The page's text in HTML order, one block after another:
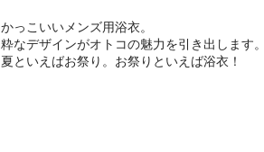
かっこいいメンズ用浴衣。
粋なデザインがオトコの魅力を引き出します。
夏といえばお祭り。お祭りといえば浴衣！